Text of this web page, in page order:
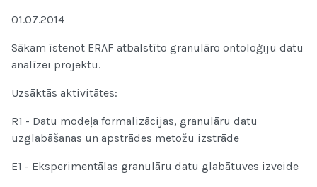
01.07.2014
Sākam īstenot ERAF atbalstīto granulāro ontoloģiju datu
analīzei projektu.
Uzsāktās aktivitātes:
R1 - Datu modeļa formalizācijas, granulāru datu
uzglabāšanas un apstrādes metožu izstrāde
E1 - Eksperimentālas granulāru datu glabātuves izveide